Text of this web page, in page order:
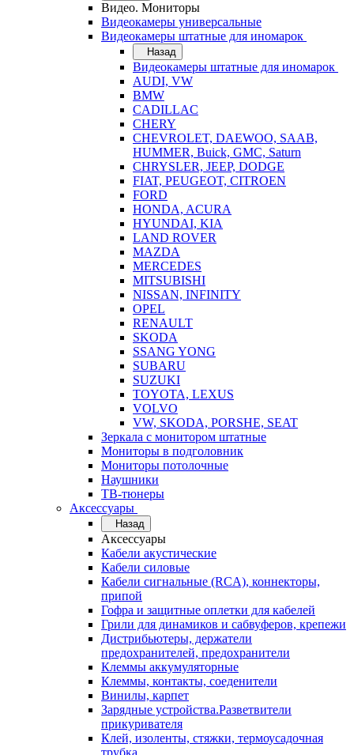
Видео. Мониторы
Видеокамеры универсальные
Видеокамеры штатные для иномарок
Назад
Видеокамеры штатные для иномарок
AUDI, VW
BMW
CADILLAC
CHERY
CHEVROLET, DAEWOO, SAAB,
HUMMER, Buick, GMC, Saturn
CHRYSLER, JEEP, DODGE
FIAT, PEUGEOT, CITROEN
FORD
HONDA, ACURA
HYUNDAI, KIA
LAND ROVER
MAZDA
MERCEDES
MITSUBISHI
NISSAN, INFINITY
OPEL
RENAULT
SKODA
SSANG YONG
SUBARU
SUZUKI
TOYOTA, LEXUS
VOLVO
VW, SKODA, PORSHE, SEAT
Зеркала с монитором штатные
Мониторы в подголовник
Мониторы потолочные
Наушники
ТВ-тюнеры
Аксессуары
Назад
Аксессуары
Кабели акустические
Кабели силовые
Кабели сигнальные (RCA), коннекторы,
припой
Гофра и защитные оплетки для кабелей
Грили для динамиков и сабвуферов, крепежи
Дистрибьютеры, держатели
предохранителей, предохранители
Клеммы аккумуляторные
Клеммы, контакты, соеденители
Винилы, карпет
Зарядные устройства.Разветвители
прикуривателя
Клей, изоленты, стяжки, термоусадочная
трубка